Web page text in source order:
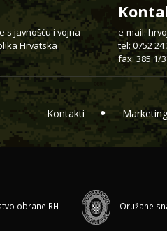
s javnošću i vojna
Hrvatska
e-mail:
tel: 0752 24
fax: 385 1/
Kontakti Marketing
obrane RH Oružane